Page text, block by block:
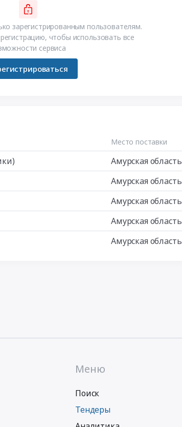
зарегистрированным пользователям.
чтобы использовать все
сервиса
Место поставки
Амурская область
Амурская область
Амурская область
Амурская область
Амурская область
Меню
Поиск
Тендеры